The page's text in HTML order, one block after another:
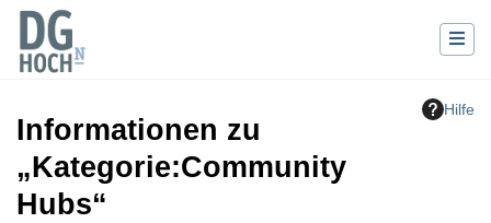
Hilfe
Informationen zu
„Kategorie:Community
Hubs“